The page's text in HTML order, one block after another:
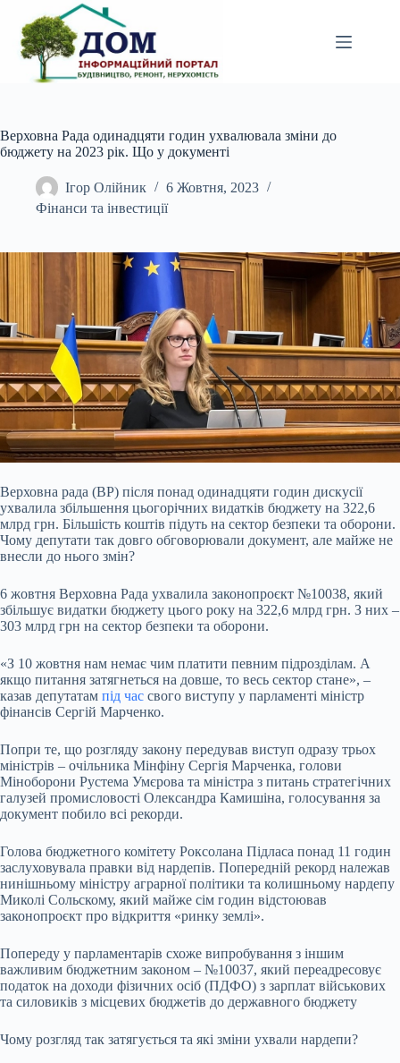
вмісту
Верховна Рада одинадцяти годин ухвалювала зміни до
бюджету на 2023 рік. Що у документі
Ігор Олійник
6 Жовтня, 2023
Фінанси та інвестиції
Верховна рада (ВР) після понад одинадцяти годин дискусії
ухвалила збільшення цьогорічних видатків бюджету на 322,6
млрд грн. Більшість коштів підуть на сектор безпеки та оборони.
Чому депутати так довго обговорювали документ, але майже не
внесли до нього змін?
6 жовтня Верховна Рада ухвалила законопроєкт №10038, який
збільшує видатки бюджету цього року на 322,6 млрд грн. З них –
303 млрд грн на сектор безпеки та оборони.
«З 10 жовтня нам немає чим платити певним підрозділам. А
якщо питання затягнеться на довше, то весь сектор стане», –
казав депутатам під час свого виступу у парламенті міністр
фінансів Сергій Марченко.
Попри те, що розгляду закону передував виступ одразу трьох
міністрів – очільника Мінфіну Сергія Марченка, голови
Міноборони Рустема Умєрова та міністра з питань стратегічних
галузей промисловості Олександра Камишіна, голосування за
документ побило всі рекорди.
Голова бюджетного комітету Роксолана Підласа понад 11 годин
заслуховувала правки від нардепів. Попередній рекорд належав
нинішньому міністру аграрної політики та колишньому нардепу
Миколі Сольскому, який майже сім годин відстоював
законопроєкт про відкриття «ринку землі».
Попереду у парламентарів схоже випробування з іншим
важливим бюджетним законом – №10037, який переадресовує
податок на доходи фізичних осіб (ПДФО) з зарплат військових
та силовиків з місцевих бюджетів до державного бюджету
Чому розгляд так затягується та які зміни ухвали нардепи?